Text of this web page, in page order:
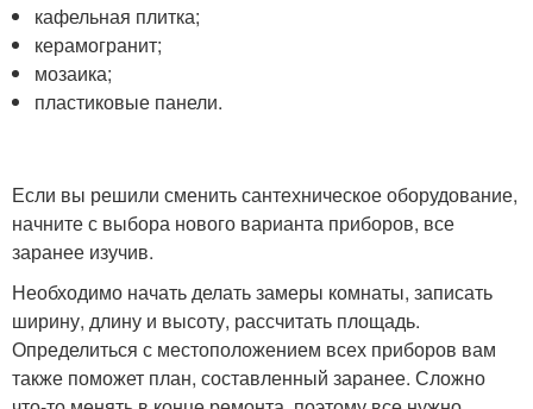
кафельная плитка;
керамогранит;
мозаика;
пластиковые панели.
Если вы решили сменить сантехническое оборудование,
начните с выбора нового варианта приборов, все
заранее изучив.
Необходимо начать делать замеры комнаты, записать
ширину, длину и высоту, рассчитать площадь.
Определиться с местоположением всех приборов вам
также поможет план, составленный заранее. Сложно